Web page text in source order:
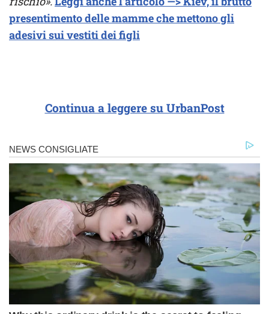
presentimento delle mamme che mettono gli
adesivi sui vestiti dei figli
Continua a leggere su UrbanPost